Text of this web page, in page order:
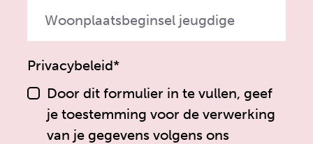
Privacybeleid*
Door dit formulier in te vullen, geef
je toestemming voor de verwerking
van je gegevens volgens ons